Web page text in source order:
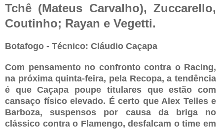
Tchê (Mateus Carvalho), Zuccarello,
Coutinho; Rayan e Vegetti.
Botafogo - Técnico: Cláudio Caçapa
Com pensamento no confronto contra o Racing,
na próxima quinta-feira, pela Recopa, a tendência
é que Caçapa poupe titulares que estão com
cansaço físico elevado. É certo que Alex Telles e
Barboza, suspensos por causa da briga no
clássico contra o Flamengo, desfalcam o time em